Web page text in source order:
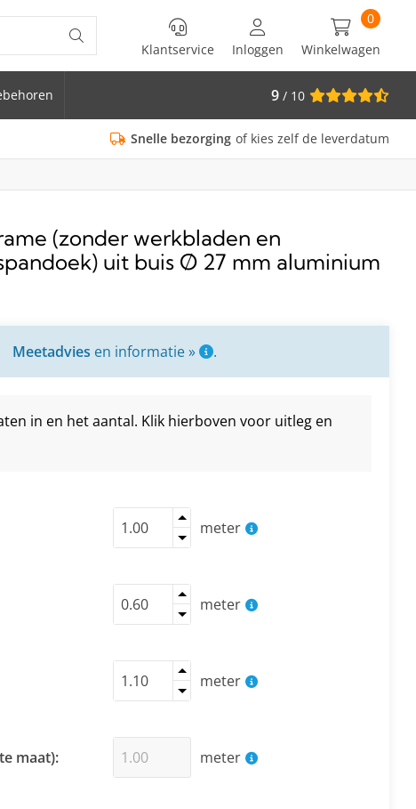
Ø 33.7
Klantservice Inloggen Winkelwagen
0
9 / 10
Snelle bezorging of kies zelf de leverdatum
(zonder werkbladen en
uit buis Ø 27 mm aluminium
Meetadvies en informatie » .
in en het aantal. Klik hierboven voor uitleg en
meter
meter
meter
maat): meter